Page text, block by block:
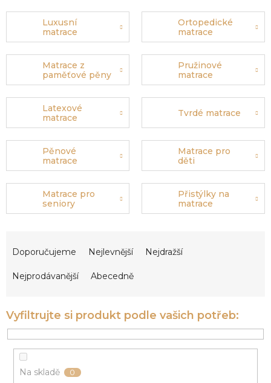
Luxusní
matrace
Ortopedické
matrace
Matrace z
paměťové pěny
Pružinové
matrace
Latexové
matrace
Tvrdé matrace
Pěnové
matrace
Matrace pro
děti
Matrace pro
seniory
Přistýlky na
matrace
p
r
o
Doporučujeme Nejlevnější Nejdražší
Nejprodávanější Abecedně
Na skladě 0